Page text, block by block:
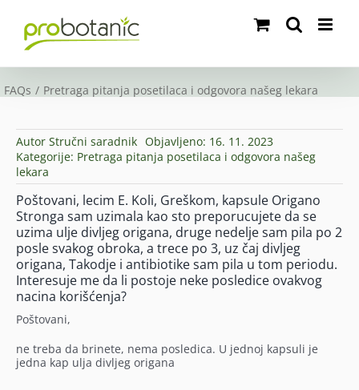
content
FAQs Pretraga pitanja posetilaca i odgovora našeg lekara
Autor Stručni saradnik Objavljeno: 16. 11. 2023
Kategorije: Pretraga pitanja posetilaca i odgovora našeg
lekara
Poštovani, lecim E. Koli, Greškom, kapsule Origano
Stronga sam uzimala kao sto preporucujete da se
uzima ulje divljeg origana, druge nedelje sam pila po 2
posle svakog obroka, a trece po 3, uz čaj divljeg
origana, Takodje i antibiotike sam pila u tom periodu.
Interesuje me da li postoje neke posledice ovakvog
nacina korišćenja?
Poštovani,
ne treba da brinete, nema posledica. U jednoj kapsuli je
jedna kap ulja divljeg origana